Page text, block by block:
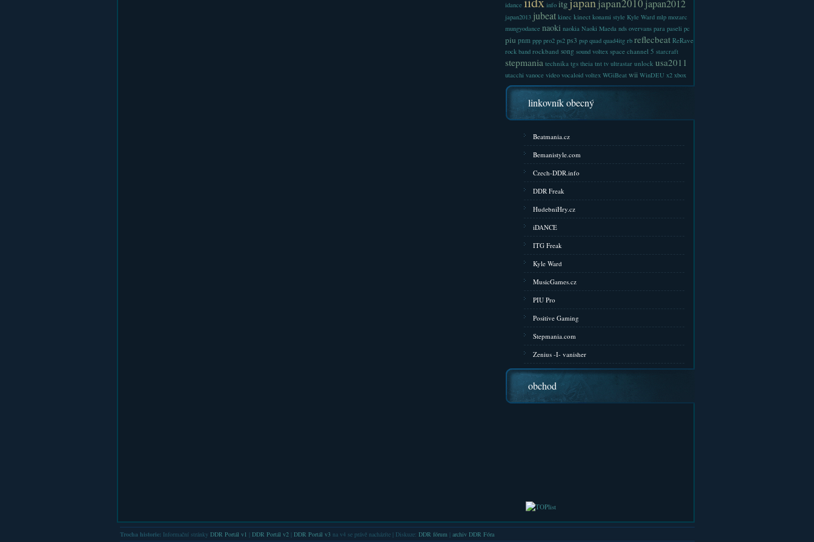
idance
info itg japan2010 japan2012
japan2013 jubeat kinec kinect konami style Kyle Ward mlp mozarc
mungyodance naoki naokia Naoki Maeda nds overvans para paseli pc
piu pnm ppp pro2 ps2 ps3 psp quad quad4itg rb reflecbeat ReRave
rock band rockband song sound voltex space channel 5 starcraft
stepmania technika tgs theia tnt tv ultrastar unlock usa2011
utacchi vanoce video vocaloid voltex WGiBeat wii WinDEU x2 xbox
linkovník obecný
Beatmania.cz
Bemanistyle.com
Czech-DDR.info
DDR Freak
HudebniHry.cz
iDANCE
ITG Freak
Kyle Ward
MusicGames.cz
PIU Pro
Positive Gaming
Stepmania.com
Zenius -I- vanisher
obchod
Trocha historie: Informační stránky DDR Portál v1 DDR Portál v2| DDR Portál v3na v4 se právě nacházíte | Diskuze: DDR fórum archiv DDR Fóra